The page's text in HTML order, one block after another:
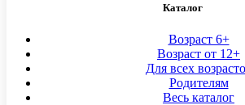
Каталог
Возраст 6+
Возраст от 12+
Для всех
Родителям
Весь каталог